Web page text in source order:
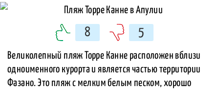
8 5
Великолепный пляж Торре Канне расположен вблизи
одноименного курорта и является частью территории
Фазано. Это пляж с мелким белым песком, хорошо